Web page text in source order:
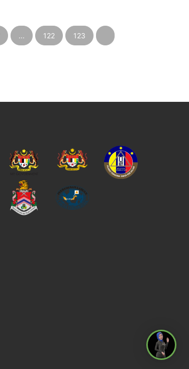
... 122 123